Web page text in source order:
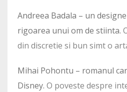
Andreea Badala – un
rigoarea unui om de stiinta.
din discretie si bun simt o
Mihai Pohontu – romanul
Disney. O poveste despre